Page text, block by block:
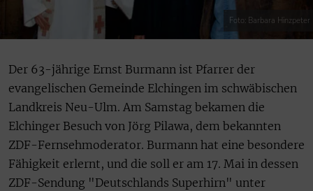
Foto: Barbara Hinzpeter
Der 63-jährige Ernst Burmann ist Pfarrer der
evangelischen Gemeinde Elchingen im schwäbischen
Landkreis Neu-Ulm. Am Samstag bekamen die
Elchinger Besuch von Jörg Pilawa, dem bekannten
ZDF-Fernsehmoderator. Burmann hat eine besondere
Fähigkeit erlernt, und die soll er am 17. Mai in dessen
ZDF-Sendung "Deutschlands Superhirn" unter